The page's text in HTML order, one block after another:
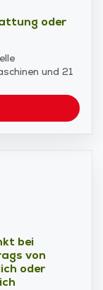
oder
und 21
bei
von
oder